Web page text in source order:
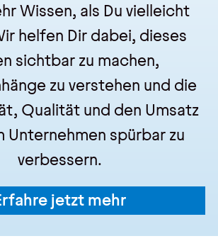
Wissen, als Du vielleicht
helfen Dir dabei, dieses
sichtbar zu machen,
zu verstehen und die
Qualität und den Umsatz
Unternehmen spürbar zu
verbessern.
jetzt mehr